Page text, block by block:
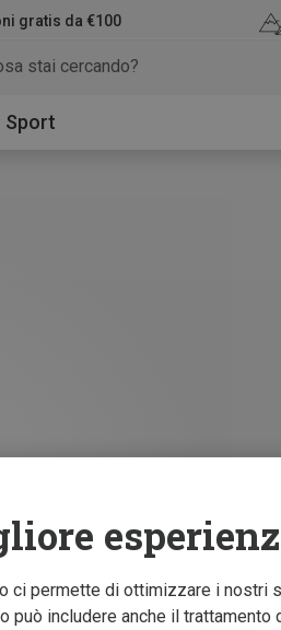
gratis da €100
Sport
ci permette di ottimizzare i nostri
può includere anche il